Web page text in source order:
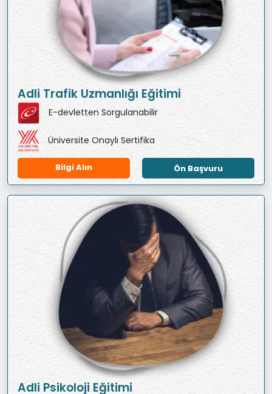
Adli Trafik Uzmanlığı Eğitimi
E-devletten Sorgulanabilir
Üniversite Onaylı Sertifika
Bilgi Alın Ön Başvuru
Adli Psikoloji Eğitimi